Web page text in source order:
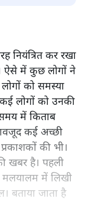
नियंत्रित कर रखा
ऐसे में कुछ लोगों ने
को समस्या
लोगों को उनकी
में किताब
कई अच्छी
की भी।
खबर है। पहली
मलयालम में लिखी
बताया जाता है